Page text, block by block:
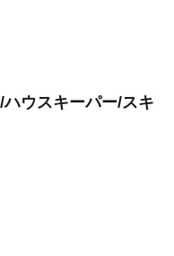
ウスキーパー/スキ